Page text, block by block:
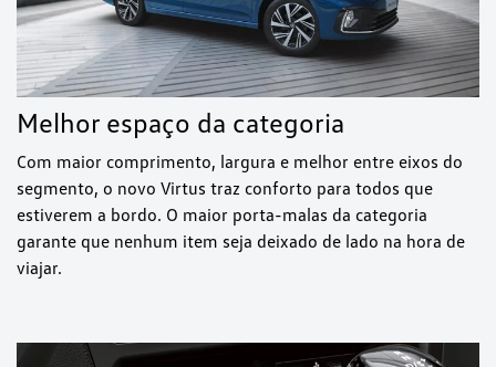
Melhor espaço da categoria
Com maior comprimento, largura e melhor entre eixos do
segmento, o novo Virtus traz conforto para todos que
estiverem a bordo. O maior porta-malas da categoria
garante que nenhum item seja deixado de lado na hora de
viajar.